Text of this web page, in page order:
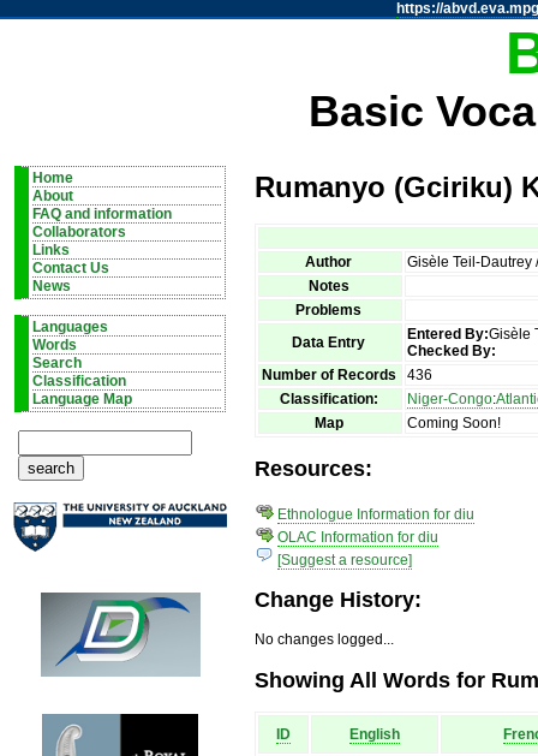
https://
Basic
Home
About
FAQ and information
Collaborators
Links
Contact Us
News
Languages
Words
Search
Classification
Language Map
Rumanyo (Gciriku)
Author
Gisèle Teil-
Notes
Problems
Data Entry
Entered By:Gisèle
Checked By:
Number of Records
436
Classification:
Niger-Congo:
Map
Coming Soon!
Resources:
Ethnologue Information for diu
OLAC Information for diu
[Suggest a resource]
Change History:
No changes logged...
Showing All Words for
ID English